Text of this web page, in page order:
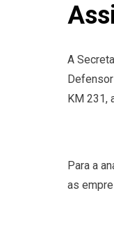
A
KM 231,
Para a
as